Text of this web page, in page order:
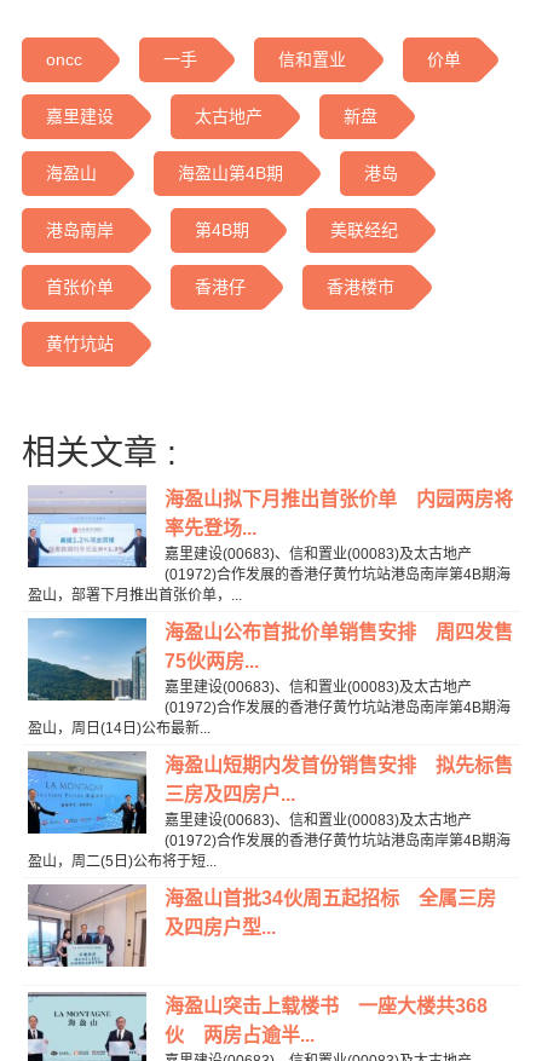
oncc 一手 信和置业 价单
嘉里建设 太古地产 新盘
海盈山 海盈山第4B期 港岛
港岛南岸 第4B期 美联经纪
首张价单 香港仔 香港楼市
黄竹坑站
相关文章 :
海盈山拟下月推出首张价单 内园两房将
率先登场...
嘉里建设(00683)、信和置业(00083)及太古地产
(01972)合作发展的香港仔黄竹坑站港岛南岸第4B期海
盈山，部署下月推出首张价单，...
海盈山公布首批价单销售安排 周四发售
75伙两房...
嘉里建设(00683)、信和置业(00083)及太古地产
(01972)合作发展的香港仔黄竹坑站港岛南岸第4B期海
盈山，周日(14日)公布最新...
海盈山短期内发首份销售安排 拟先标售
三房及四房户...
嘉里建设(00683)、信和置业(00083)及太古地产
(01972)合作发展的香港仔黄竹坑站港岛南岸第4B期海
盈山，周二(5日)公布将于短...
海盈山首批34伙周五起招标 全属三房
及四房户型...
海盈山突击上载楼书 一座大楼共368
伙 两房占逾半...